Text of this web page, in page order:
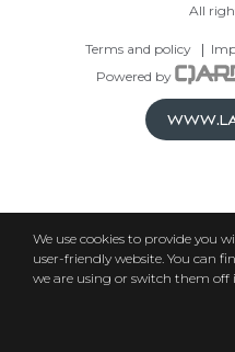
All
Terms and policy
Powered by
We use cookies to provide you
user-friendly website. You can
we are using or switch them off